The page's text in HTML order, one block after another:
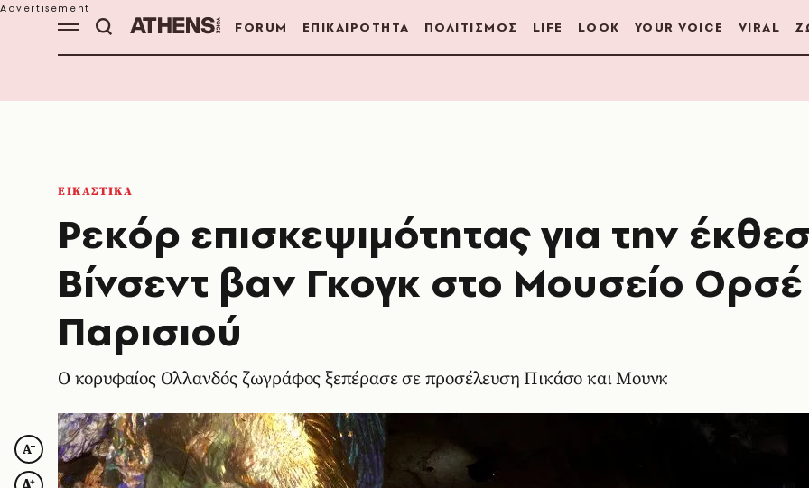
FORUM ΕΠΙΚΑΙΡΟΤΗΤΑ ΠΟΛΙΤΙΣΜΟΣ LIFE LOOK YOUR VOICE VIRAL
ΕΙΚΑΣΤΙΚΑ
Ρεκόρ επισκεψιμότητας για την
Βίνσεντ βαν Γκογκ στο Μουσείο
Παρισιού
Ο κορυφαίος Ολλανδός ζωγράφος ξεπέρασε σε προσέλευση Πικάσο και Μουνκ